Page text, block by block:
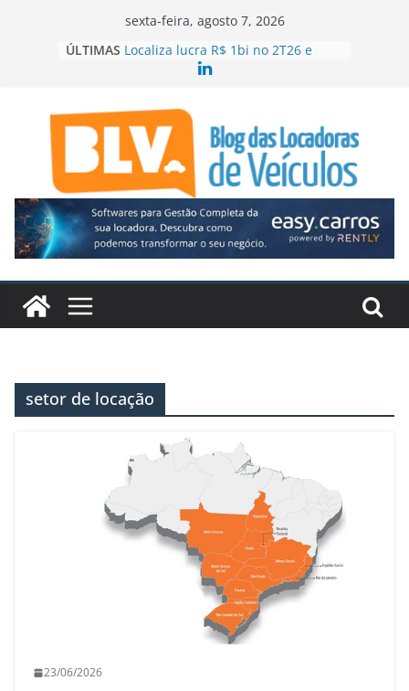
sexta-feira, agosto 7, 2026
ÚLTIMAS Localiza lucra R$ 1bi no 2T26 e
acelera crescimento
ampliar locação de veículos
ABLA contrata executiva para o RJ e
ES
Mercado aquecido leva Localiza
Seminovos Caminhões ao Sul
Quando o site da locadora passa a
vender
setor de locação
23/06/2026